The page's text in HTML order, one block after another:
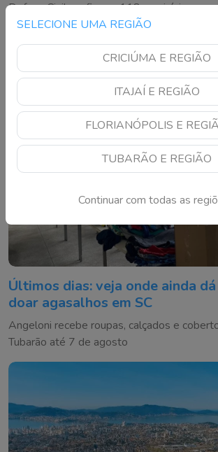
SELECIONE UMA REGIÃO
CRICIÚMA E REGIÃO
ITAJAÍ E REGIÃO
FLORIANÓPOLIS E
TUBARÃO E REGIÃO
Continuar com todas as
Defesa Civil confirmou 118 municípios
danos provocados principalmente pelos
Últimos dias: veja onde ainda
doar agasalhos em SC
Angeloni recebe roupas, calçados e
Tubarão até 7 de agosto